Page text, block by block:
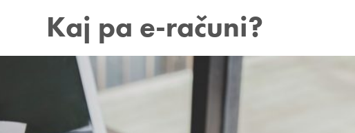
Kaj pa e-računi?